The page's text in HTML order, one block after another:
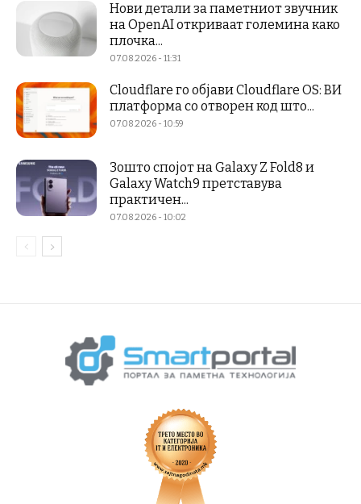
Нови детали за паметниот звучник
на OpenAI откриваат големина како
плочка...
07.08.2026 - 11:31
Cloudflare го објави Cloudflare OS: ВИ
платформа со отворен код што...
07.08.2026 - 10:59
Зошто спојот на Galaxy Z Fold8 и
Galaxy Watch9 претставува
практичен...
07.08.2026 - 10:02